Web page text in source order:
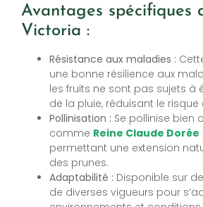
Avantages spécifiques
Victoria :
Résistance aux maladies :
une bonne résilience aux
les fruits ne sont pas sujets à
de la pluie, réduisant le risque
Pollinisation : Se pollinise bien
comme Reine Claude Dorée
permettant une extension
des prunes.
Adaptabilité : Disponible sur
de diverses vigueurs pour